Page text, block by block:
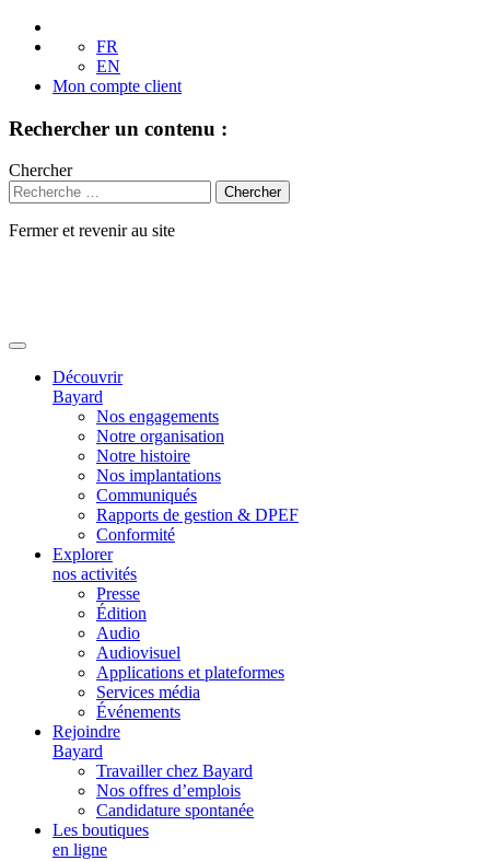
FR
EN
Mon compte client
Rechercher un contenu :
Chercher
Fermer et revenir au site
Découvrir
Bayard
Nos engagements
Notre organisation
Notre histoire
Nos implantations
Communiqués
Rapports de gestion & DPEF
Conformité
Explorer
nos activités
Presse
Édition
Audio
Audiovisuel
Applications et plateformes
Services média
Événements
Rejoindre
Bayard
Travailler chez Bayard
Nos offres d’emplois
Candidature spontanée
Les boutiques
en ligne